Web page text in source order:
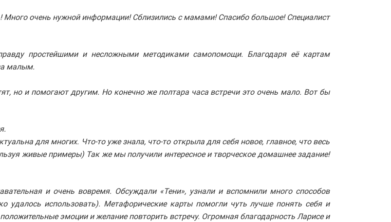
Много очень нужной информации! Сблизились с мамами! Спасибо большое! Специалист
простейшими и несложными методиками самопомощи. Благодаря её картам
малым.
но и помогают другим. Но конечно же полтара часа встречи это очень мало. Вот бы
для многих. Что-то уже знала, что-то открыла для себя новое, главное, что весь
живые примеры) Так же мы получили интересное и творческое домашнее задание!
и очень вовремя. Обсуждали «Тени», узнали и вспомнили много способов
удалось использовать). Метафорические карты помогли чуть лучше понять себя и
эмоции и желание повторить встречу. Огромная благодарность Ларисе и